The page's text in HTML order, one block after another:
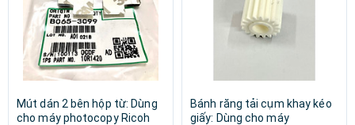
Mút dán 2 bên hộp từ: Dùng
cho máy photocopy Ricoh
Bánh răng tải cụm khay kéo
giấy: Dùng cho máy